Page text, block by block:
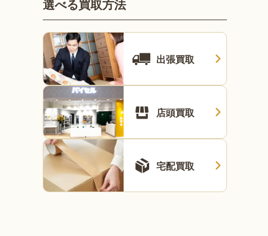
選べる買取方法
出張買取
店頭買取
宅配買取